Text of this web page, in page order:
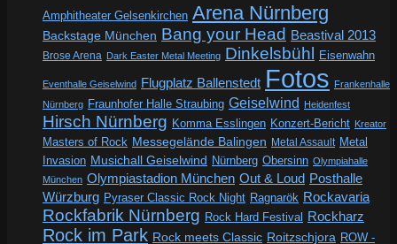
Amphitheater Gelsenkirchen Arena Nürnberg
Backstage München Bang your Head Beastival 2013
Brose Arena Dark Easter Metal Meeting Dinkelsbühl Eisenwahn
Eventhalle Geiselwind Flugplatz Ballenstedt Fotos Frankenhalle
Nürnberg Fraunhofer Halle Straubing Geiselwind Heidenfest
Hirsch Nürnberg Komma Esslingen Konzert-Bericht Kreator
Masters of Rock Messegelände Balingen Metal Assault Metal
Invasion Musichall Geiselwind Nürnberg Obersinn Olympiahalle
München Olympiastadion München Out & Loud Posthalle
Würzburg Pyraser Classic Rock Night Ragnarök Rockavaria
Rockfabrik Nürnberg Rock Hard Festival Rockharz
Rock im Park Rock meets Classic Roitzschjora ROW -